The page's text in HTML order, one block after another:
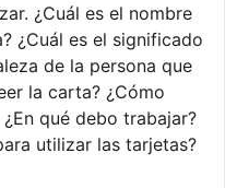
¿Cuál es el nombre
¿Cuál es el significado
de la persona que
la carta? ¿Cómo
qué debo trabajar?
utilizar las tarjetas?